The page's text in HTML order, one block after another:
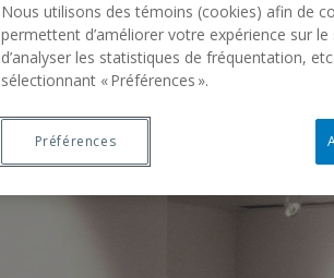
Nous utilisons des témoins (cookies) afin de
permettent d’améliorer votre expérience sur
d’analyser les statistiques de fréquentation,
sélectionnant « Préférences ».
Préférences